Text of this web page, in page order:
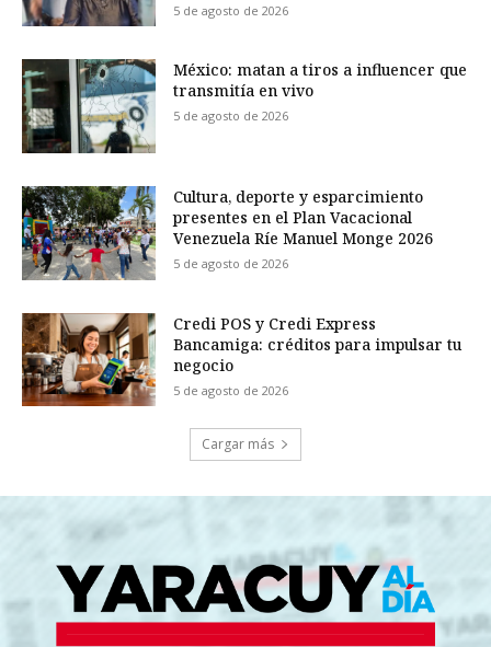
5 de agosto de 2026
México: matan a tiros a influencer que
transmitía en vivo
5 de agosto de 2026
Cultura, deporte y esparcimiento
presentes en el Plan Vacacional
Venezuela Ríe Manuel Monge 2026
5 de agosto de 2026
Credi POS y Credi Express
Bancamiga: créditos para impulsar tu
negocio
5 de agosto de 2026
Cargar más